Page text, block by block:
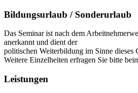
Bildungsurlaub / Sonderurlaub
Das Seminar ist nach dem
anerkannt und dient der
politischen Weiterbildung im Sinne dieses
Weitere Einzelheiten erfragen Sie bitte
Leistungen